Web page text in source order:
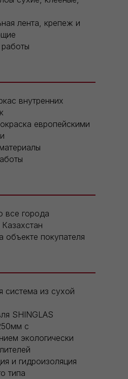
лента, крепеж и
внутренних
европейскими
все города
объекте покупателя
система из сухой
SHINGLAS
с
экологически
и гидроизоляция
типа